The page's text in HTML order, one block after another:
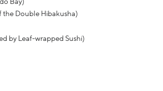
the Double Hibakusha)
by Leaf-wrapped Sushi)